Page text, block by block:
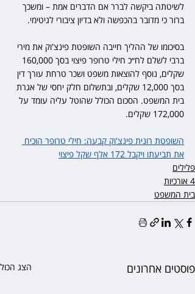
לשיטתה ביקשה לברר אם הדברים אמת – ומשכך
ברור כי מדובר בהכפשה ולא בדיון ציבורי לגיטימי.
בסיכומו של ההליך חייבה השופטת פינצ'וק את מירי
שקלים, נוסף להוצאות משפט ושכר טרחת עורך דין
בסך 12,000 שקלים, ובתשלום חלק יחסי של אגרת
בית המשפט. הסכום הכולל שהוטל עליה עומד על
172,000 שקלים.
השופטת רונית פינצ'וק קבעה: חילי טרופר הוכיח
את תביעתו ויקבל 172 אלף שקל פיצוי
פלילים
4 אורכיות
בית המשפט
פוסטים אחרונים הצג הכול